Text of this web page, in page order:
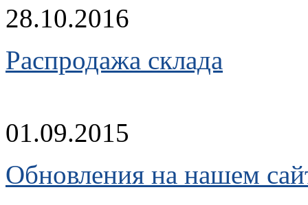
28.10.2016
Распродажа склада
01.09.2015
Обновления на нашем